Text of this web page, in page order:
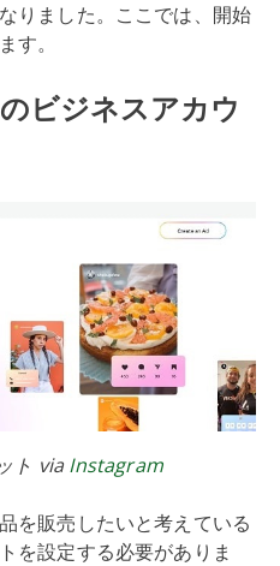
りました。ここでは、開始
す。
ビジネスアカウ
ト via Instagram
を販売したいと考えている
を設定する必要がありま